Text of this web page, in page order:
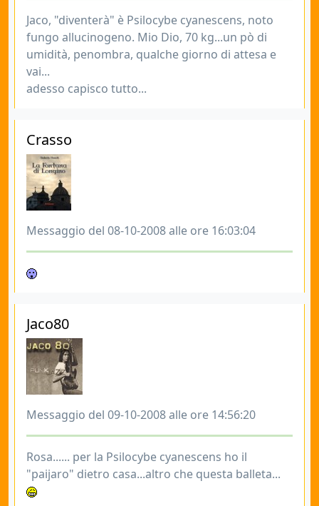
Jaco, "diventerà" è Psilocybe cyanescens, noto
fungo allucinogeno. Mio Dio, 70 kg...un pò di
umidità, penombra, qualche giorno di attesa e
vai...
adesso capisco tutto...
Crasso
Messaggio del 08-10-2008 alle ore 16:03:04
Jaco80
Messaggio del 09-10-2008 alle ore 14:56:20
Rosa...... per la Psilocybe cyanescens ho il
"paijaro" dietro casa...altro che questa balleta...